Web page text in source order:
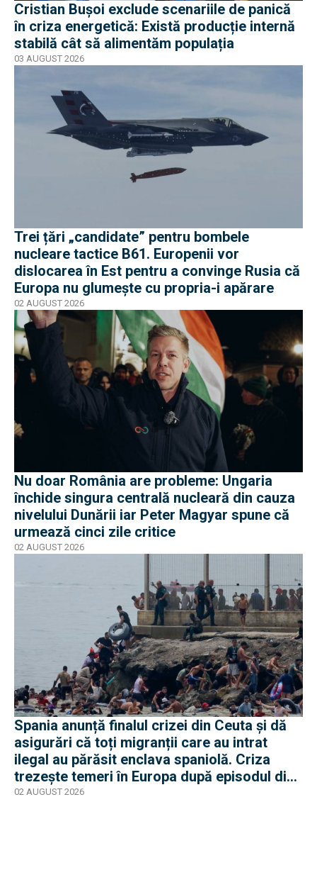
Cristian Bușoi exclude scenariile de panică
în criza energetică: Există producție internă
stabilă cât să alimentăm populația
03 AUGUST 2026
Trei țări „candidate” pentru bombele
nucleare tactice B61. Europenii vor
dislocarea în Est pentru a convinge Rusia că
Europa nu glumește cu propria-i apărare
02 AUGUST 2026
Nu doar România are probleme: Ungaria
închide singura centrală nucleară din cauza
nivelului Dunării iar Peter Magyar spune că
urmează cinci zile critice
02 AUGUST 2026
Spania anunță finalul crizei din Ceuta și dă
asigurări că toți migranții care au intrat
ilegal au părăsit enclava spaniolă. Criza
trezește temeri în Europa după episodul din
2015
02 AUGUST 2026